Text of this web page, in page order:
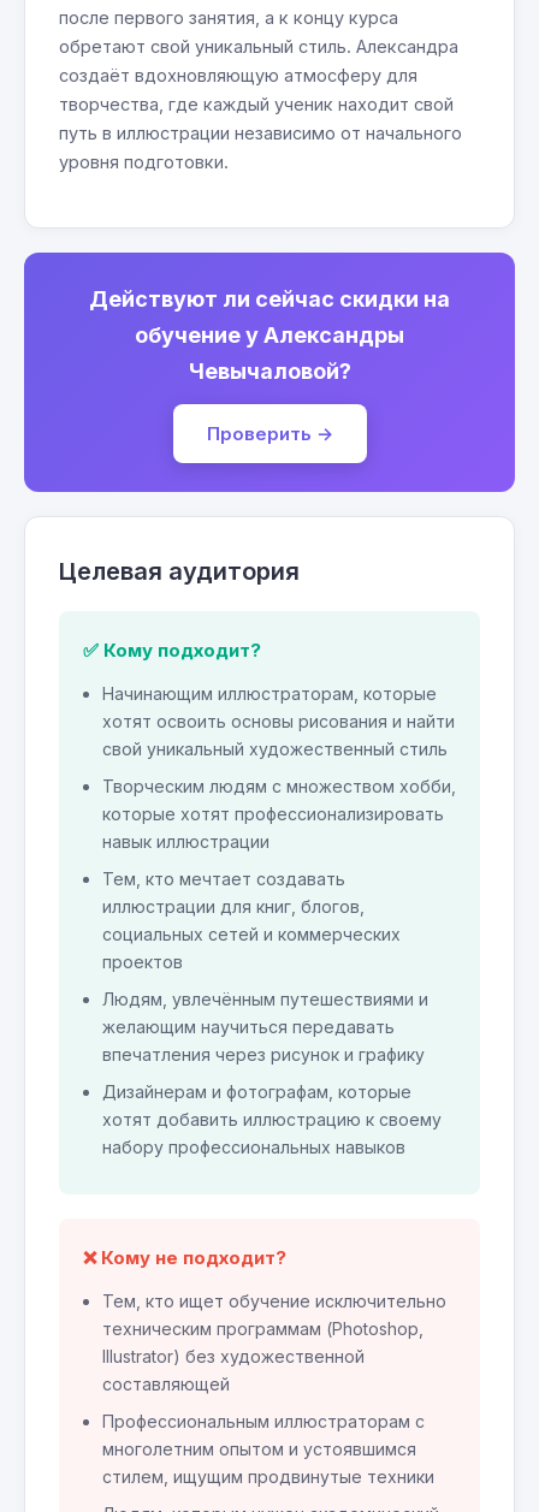
после первого занятия, а к концу курса
обретают свой уникальный стиль. Александра
создаёт вдохновляющую атмосферу для
творчества, где каждый ученик находит свой
путь в иллюстрации независимо от начального
уровня подготовки.
Действуют ли сейчас скидки на
обучение у Александры
Чевычаловой?
Проверить →
Целевая аудитория
✅ Кому подходит?
Начинающим иллюстраторам, которые
хотят освоить основы рисования и найти
свой уникальный художественный стиль
Творческим людям с множеством хобби,
которые хотят профессионализировать
навык иллюстрации
Тем, кто мечтает создавать
иллюстрации для книг, блогов,
социальных сетей и коммерческих
проектов
Людям, увлечённым путешествиями и
желающим научиться передавать
впечатления через рисунок и графику
Дизайнерам и фотографам, которые
хотят добавить иллюстрацию к своему
набору профессиональных навыков
❌ Кому не подходит?
Тем, кто ищет обучение исключительно
техническим программам (Photoshop,
Illustrator) без художественной
составляющей
Профессиональным иллюстраторам с
многолетним опытом и устоявшимся
стилем, ищущим продвинутые техники